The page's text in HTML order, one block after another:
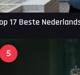
17 Beste
5